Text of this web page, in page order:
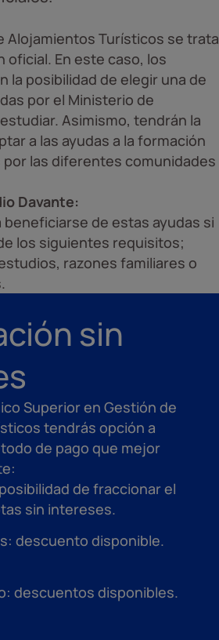
Alojamientos Turísticos se trata
oficial. En este caso, los
la posibilidad de elegir una de
por el Ministerio de
Asimismo, tendrán la
a las ayudas a la formación
las diferentes comunidades
Davante:
beneficiarse de estas ayudas si
los siguientes requisitos;
razones familiares o
sin
Superior en Gestión de
tendrás opción a
de pago que mejor
de fraccionar el
sin intereses.
descuento disponible.
descuentos disponibles.